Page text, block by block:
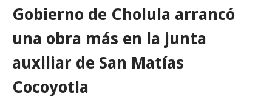
Gobierno de Cholula arrancó
una obra más en la junta
auxiliar de San Matías
Cocoyotla